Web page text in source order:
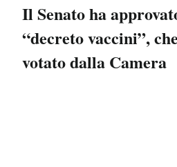
Il Senato ha
“decreto vaccini”,
votato dalla Camera